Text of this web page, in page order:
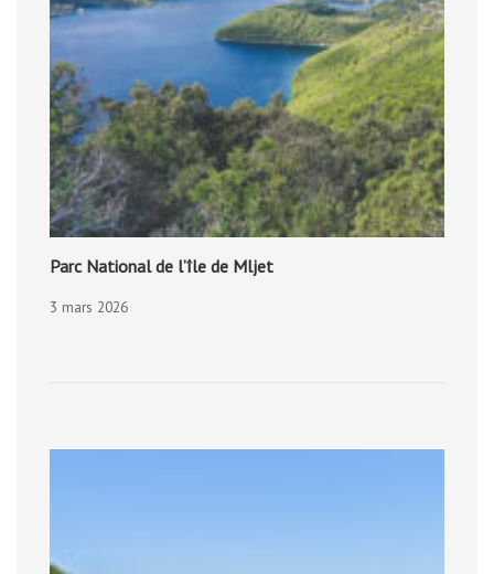
Parc National de l’île de Mljet
3 mars 2026